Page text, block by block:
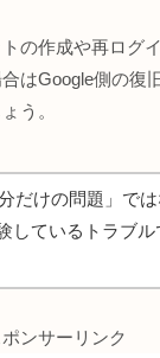
の作成や再ログ
はGoogle側の復
う。
だけの問題」では
しているトラブル
ポンサーリンク